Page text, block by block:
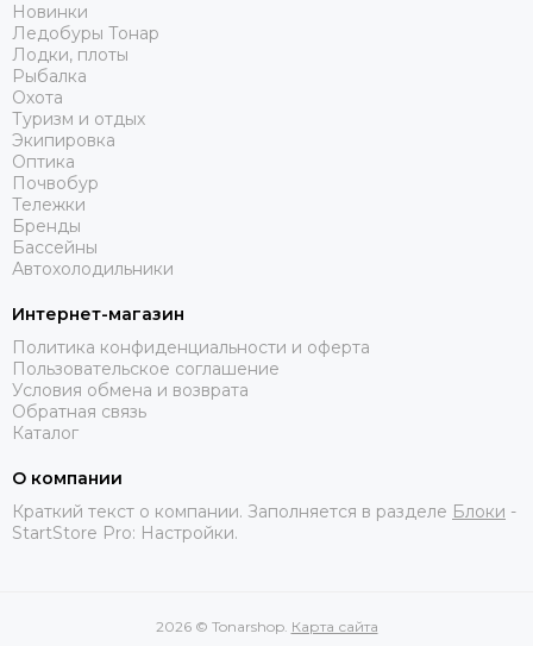
Новинки
Ледобуры Тонар
Лодки, плоты
Рыбалка
Охота
Туризм и отдых
Экипировка
Оптика
Почвобур
Тележки
Бренды
Бассейны
Автохолодильники
Интернет-магазин
Политика конфиденциальности и оферта
Пользовательское соглашение
Условия обмена и возврата
Обратная связь
Каталог
О компании
Краткий текст о компании. Заполняется в разделе Блоки -
StartStore Pro: Настройки.
2026 © Tonarshop. Карта сайта